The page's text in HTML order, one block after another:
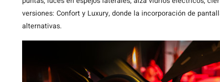
versiones: Confort y Luxury, donde la incorporación de
alternativas.